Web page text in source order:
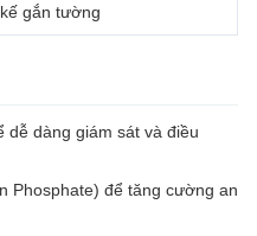
gắn tường
dễ dàng giám sát và điều
Phosphate) để tăng cường an